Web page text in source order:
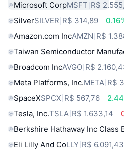
Microsoft CorpMSFT R$
SilverSILVER R$ 314,89
Amazon.com IncAMZN R$
Taiwan Semiconductor
Broadcom IncAVGO R$
Meta Platforms, Inc.META R$
SpaceXSPCX R$ 567,76
Tesla, Inc.TSLA R$ 1.633,14
Berkshire Hathaway Inc Class
Eli Lilly And CoLLY R$ 6.091,43